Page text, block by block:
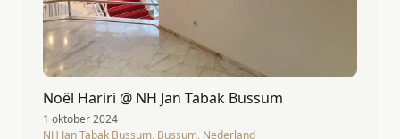
Noël Hariri @ NH Jan Tabak Bussum
1 oktober 2024
NH Jan Tabak Bussum, Bussum, Nederland